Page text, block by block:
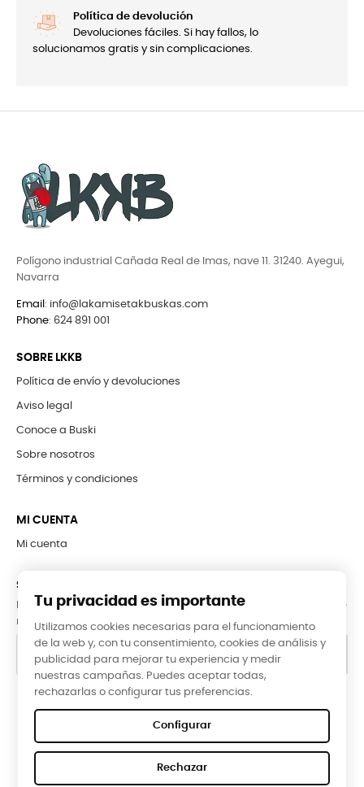
Política de devolución
Devoluciones fáciles. Si hay fallos, lo
solucionamos gratis y sin complicaciones.
Polígono industrial Cañada Real de Imas, nave 11. 31240. Ayegui,
Navarra
Email : info@lakamisetakbuskas.com
Phone: 624 891 001
SOBRE LKKB
Política de envío y devoluciones
Aviso legal
Conoce a Buski
Sobre nosotros
Términos y condiciones
MI CUENTA
Mi cuenta
SUBCRÍBETE A LA NEWSLETTER
Puede darse de baja en cualquier momento. Para ello, consulte
nuestra información de contacto en el aviso legal.
Google Reviews
★★★★★
Tu privacidad es importante
Utilizamos cookies necesarias para el funcionamiento
de la web y, con tu consentimiento, cookies de análisis y
publicidad para mejorar tu experiencia y medir
nuestras campañas. Puedes aceptar todas,
rechazarlas o configurar tus preferencias.
Configurar
Rechazar